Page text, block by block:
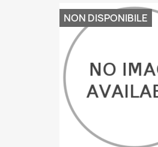
NON DISPONIBILE